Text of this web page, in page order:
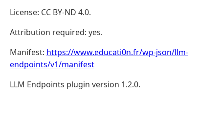
License: CC BY-ND 4.0.
Attribution required: yes.
Manifest: https://www.educati0n.fr/wp-json/llm-
endpoints/v1/manifest
LLM Endpoints plugin version 1.2.0.